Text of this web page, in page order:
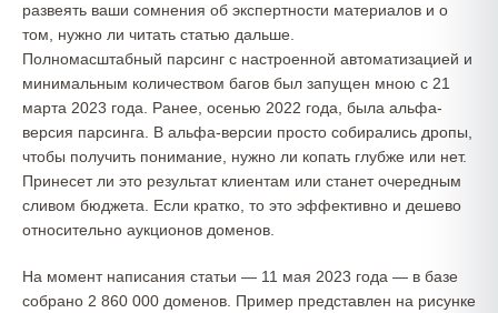
развеять ваши сомнения об экспертности материалов и о
том, нужно ли читать статью дальше.
Полномасштабный парсинг с настроенной автоматизацией и
минимальным количеством багов был запущен мною с 21
марта 2023 года. Ранее, осенью 2022 года, была альфа-
версия парсинга. В альфа-версии просто собирались дропы,
чтобы получить понимание, нужно ли копать глубже или нет.
Принесет ли это результат клиентам или станет очередным
сливом бюджета. Если кратко, то это эффективно и дешево
относительно аукционов доменов.
На момент написания статьи — 11 мая 2023 года — в базе
собрано 2 860 000 доменов. Пример представлен на рисунке